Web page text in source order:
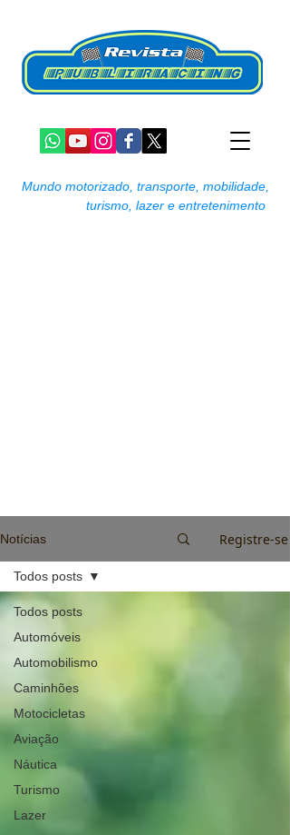
Mundo motorizado, transporte, mobilidade,
turismo, lazer e entretenimento
Notícias Registre-se
Todos posts
Automóveis
Automobilismo
Caminhões
Motocicletas
Aviação
Náutica
Turismo
Lazer
Todos posts